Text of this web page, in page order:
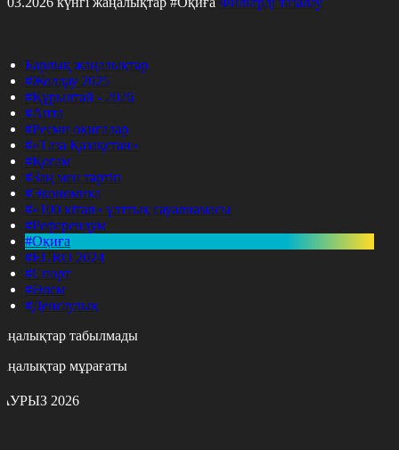
Барлық жаңалықтар
#Жолдау 2025
#Құрылтай - 2026
#Апта
#Ресми оқиғалар
#«Таза Қазақстан»
#Қоғам
#Заң мен тәртіп
#Экономика
#«100 кітап» ұлттық сауалнамасы
#Референдум
#Оқиға
#EURO 2024
#Спорт
#Әлем
#Денсаулық
табылмады
мұрағаты
2026